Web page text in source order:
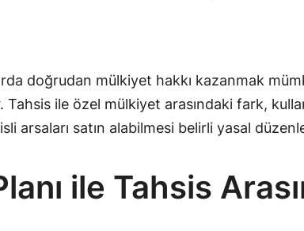
doğrudan mülkiyet hakkı kazanmak
Tahsis ile özel mülkiyet arasındaki fark,
arsaları satın alabilmesi belirli yasal
ile Tahsis